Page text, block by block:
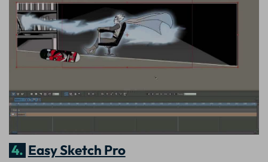
4. Easy Sketch Pro